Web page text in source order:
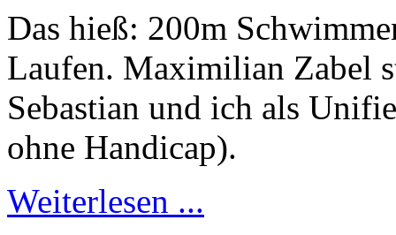
Das hieß: 200m
Laufen. Maximilian Zabel
Sebastian und ich als
ohne Handicap).
Weiterlesen ...